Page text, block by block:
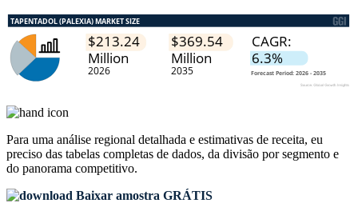
Para uma análise regional detalhada e estimativas de receita, eu
preciso das tabelas completas de dados, da divisão por segmento e
do panorama competitivo.
Baixar amostra GRÁTIS